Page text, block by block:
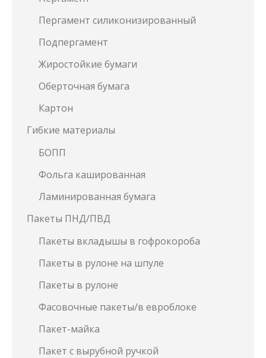
Пергамент силиконизированный
Подпергамент
Жиростойкие бумаги
Оберточная бумага
Картон
Гибкие материалы
БОПП
Фольга кашированная
Ламинированная бумага
Пакеты ПНД/ПВД
Пакеты вкладышы в гофрокороба
Пакеты в рулоне на шпуле
Пакеты в рулоне
Фасовочные пакеты/в евроблоке
Пакет-майка
Пакет с вырубной ручкой